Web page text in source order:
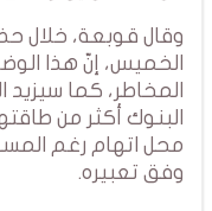
وقال قوبعة، خلال
الخميس، إنّ هذا
المخاطر، كما
البنوك أكثر من
محل اتهام رغم
وفق تعبيره.